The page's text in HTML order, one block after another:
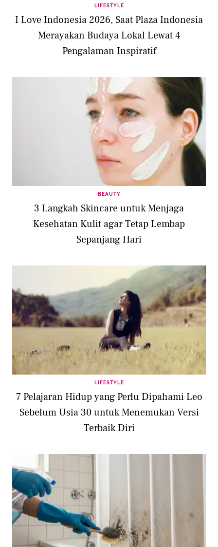
LIFESTYLE
I Love Indonesia 2026, Saat Plaza Indonesia
Merayakan Budaya Lokal Lewat 4
Pengalaman Inspiratif
BEAUTY
3 Langkah Skincare untuk Menjaga
Kesehatan Kulit agar Tetap Lembap
Sepanjang Hari
LIFESTYLE
7 Pelajaran Hidup yang Perlu Dipahami Leo
Sebelum Usia 30 untuk Menemukan Versi
Terbaik Diri